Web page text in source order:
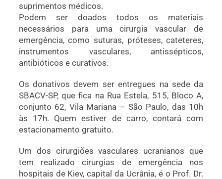
suprimentos médicos.
Podem ser doados todos os materiais
necessários para uma cirurgia vascular de
emergência, como suturas, próteses, cateteres,
instrumentos vasculares, antissépticos,
antibióticos e curativos.
Os donativos devem ser entregues na sede da
SBACV-SP, que fica na Rua Estela, 515, Bloco A,
conjunto 62, Vila Mariana – São Paulo, das 10h
às 17h. Quem estiver de carro, contará com
estacionamento gratuito.
Um dos cirurgiões vasculares ucranianos que
tem realizado cirurgias de emergência nos
hospitais de Kiev, capital da Ucrânia, é o Prof. Dr.